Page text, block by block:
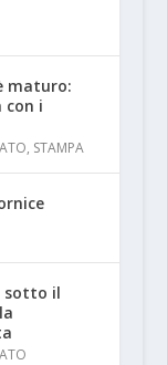
maturo:
con i
, STAMPA
sotto il